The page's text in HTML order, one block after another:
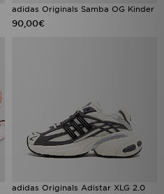
adidas Originals Samba OG Kinder
90,00€
adidas Originals Adistar XLG 2.0